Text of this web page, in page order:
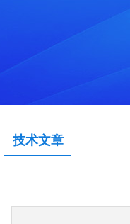
技术文章